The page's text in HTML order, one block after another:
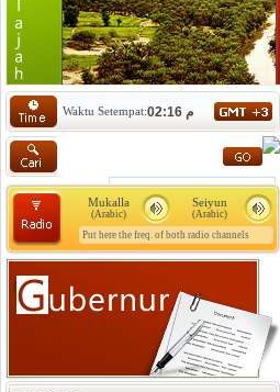
Waktu Setempat: 02:16 م
Seiyun
(Arabic)
Mukalla
(Arabic)
Put here the freq. of both radio channels